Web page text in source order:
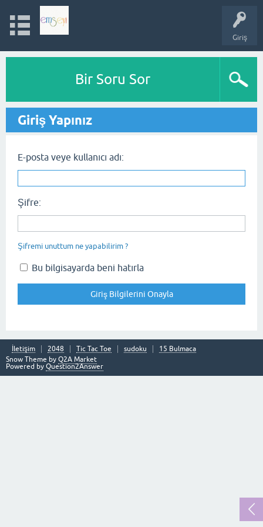
Giriş
Bir Soru Sor
Giriş Yapınız
E-posta veye kullanıcı adı:
Şifre:
Şifremi unuttum ne yapabilirim ?
Bu bilgisayarda beni hatırla
İletişim 2048 Tic Tac Toe sudoku
15 Bulmaca
Snow Theme by Q2A Market
Powered by Question2Answer